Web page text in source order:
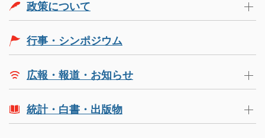
政策について
行事・シンポジウム
広報・報道・お知らせ
統計・白書・出版物